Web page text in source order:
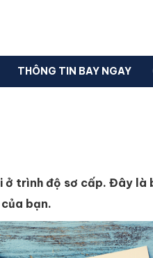
THÔNG TIN BAY NGAY
ở trình độ sơ cấp. Đây là
bạn.